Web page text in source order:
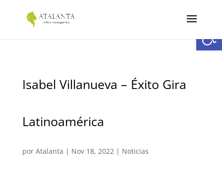
Isabel Villanueva – Éxito Gira
Latinoamérica
por Atalanta | Nov 18, 2022| Noticias